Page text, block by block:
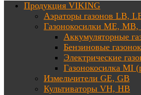
Продукция VIKING
Аэраторы газонов LB,
Газонокосилки ME,
Аккумуляторные
Бензиновые
Электрические
Газонокосилка MI
Измельчители GE, GB
Культиваторы VH, HB